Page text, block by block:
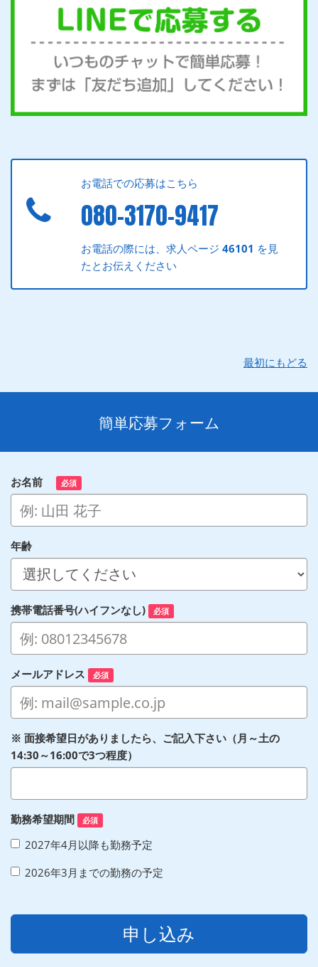
お電話での応募はこちら
080-3170-9417
お電話の際には、求人ページ46101 を見
たとお伝えください
最初にもどる
簡単応募フォーム
お名前 必須
年齢
携帯電話番号(ハイフンなし) 必須
メールアドレス 必須
※ 面接希望日がありましたら、ご記入下さい（月～土の
14:30～16:00で3つ程度）
勤務希望期間 必須
2027年4月以降も勤務予定
2026年3月までの勤務の予定
申し込み